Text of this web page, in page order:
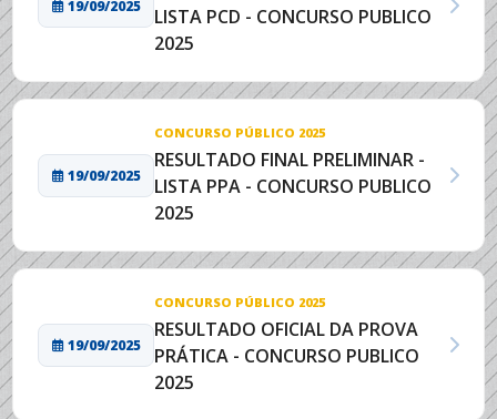
19/09/2025
LISTA PCD - CONCURSO PUBLICO
2025
19/09/2025
CONCURSO PÚBLICO 2025
RESULTADO FINAL PRELIMINAR -
LISTA PPA - CONCURSO PUBLICO
2025
19/09/2025
CONCURSO PÚBLICO 2025
RESULTADO OFICIAL DA PROVA
PRÁTICA - CONCURSO PUBLICO
2025